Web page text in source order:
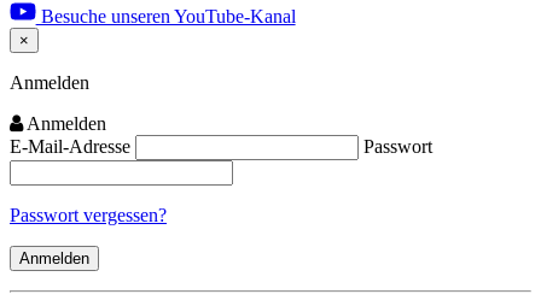
Besuche unseren YouTube-Kanal
×
Close
Anmelden
Anmelden
E-Mail-Adresse
Passwort
Passwort vergessen?